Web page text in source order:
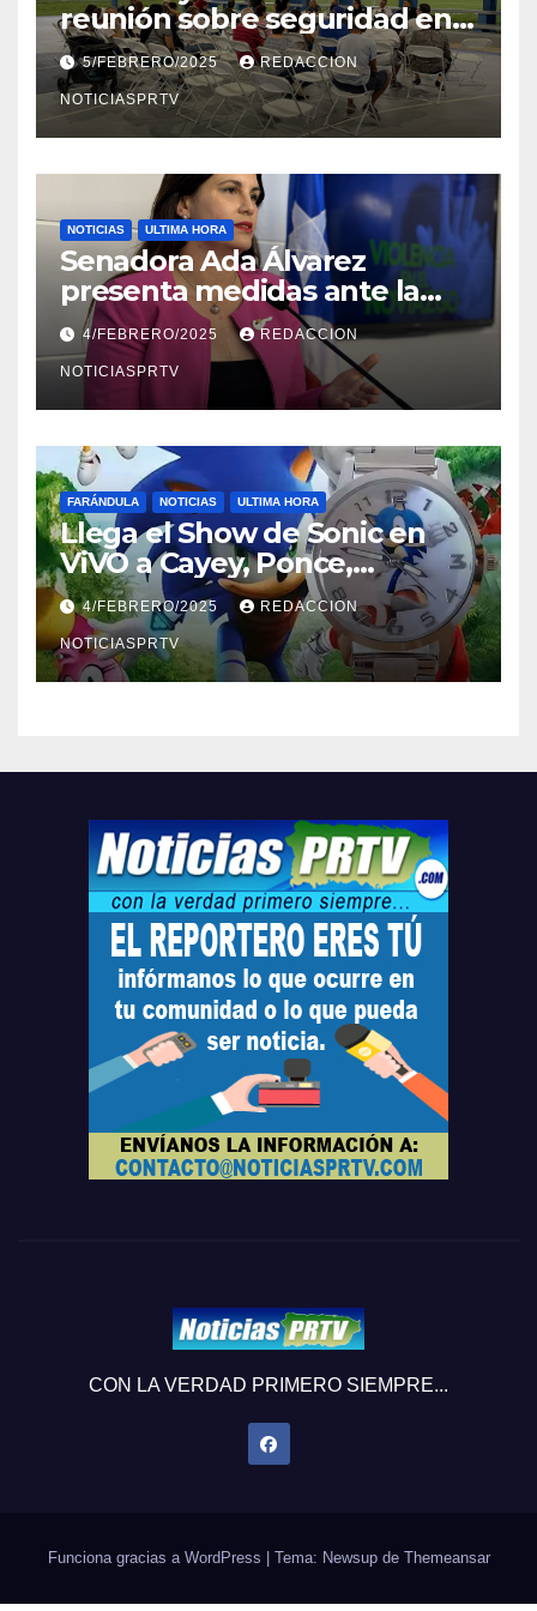
reunión sobre seguridad en
Reparto Metropolitano
5/FEBRERO/2025 REDACCION
NOTICIASPRTV
NOTICIAS ULTIMA HORA
Senadora Ada Álvarez
presenta medidas ante la
violencia en el noviazgo
4/FEBRERO/2025 REDACCION
NOTICIASPRTV
FARÁNDULA NOTICIAS ULTIMA HORA
Llega el Show de Sonic en
ViVO a Cayey, Ponce,
Barceloneta y Humacao,
Relojes gratis para el que
compre ahora….
4/FEBRERO/2025 REDACCION
NOTICIASPRTV
CON LA VERDAD PRIMERO SIEMPRE...
Funciona gracias a WordPress | Tema: Newsup de Themeansar